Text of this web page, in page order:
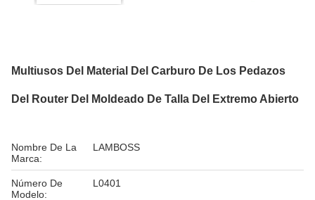
Multiusos Del Material Del Carburo De Los Pedazos
Del Router Del Moldeado De Talla Del Extremo Abierto
Nombre De La
Marca:
LAMBOSS
Número De
Modelo:
L0401